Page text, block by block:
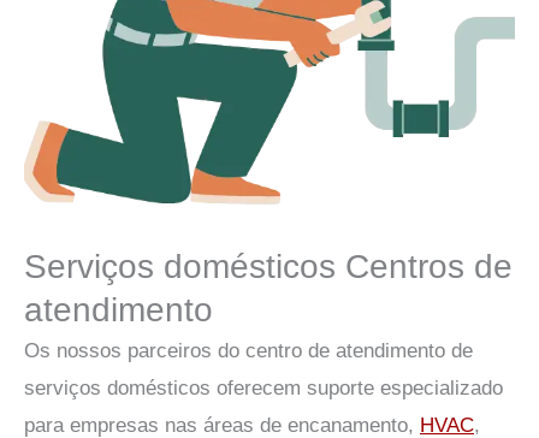
Serviços domésticos Centros de
atendimento
Os nossos parceiros do centro de atendimento de
serviços domésticos oferecem suporte especializado
para empresas nas áreas de encanamento, HVAC,